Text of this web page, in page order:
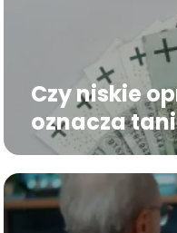
Czy niskie
oznacza